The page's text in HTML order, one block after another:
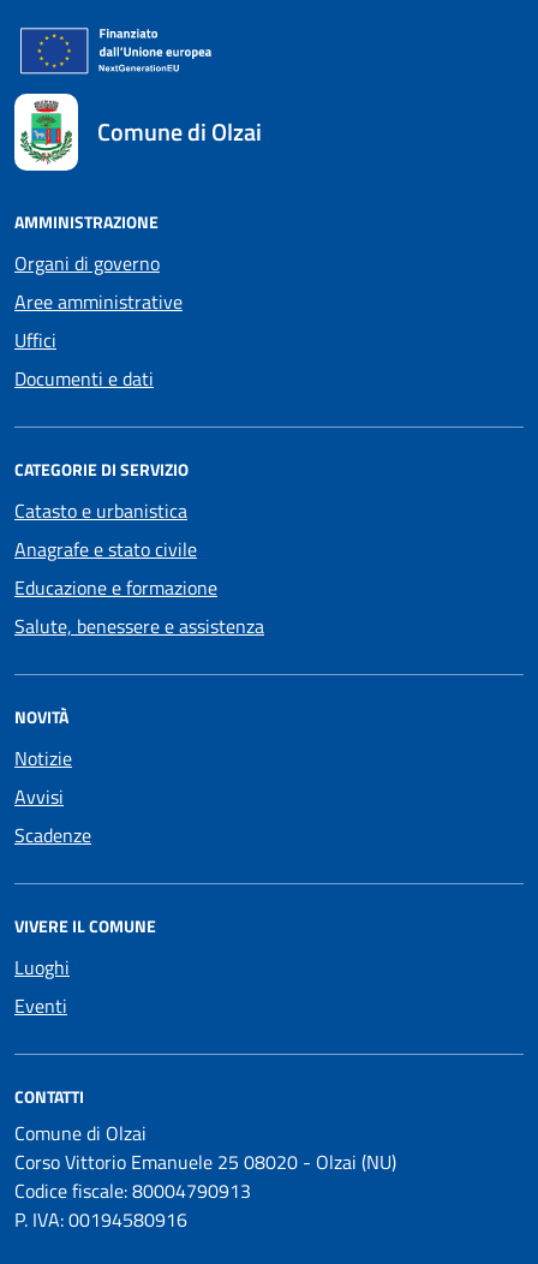
Comune di Olzai
AMMINISTRAZIONE
Organi di governo
Aree amministrative
Uffici
Documenti e dati
CATEGORIE DI SERVIZIO
Catasto e urbanistica
Anagrafe e stato civile
Educazione e formazione
Salute, benessere e assistenza
NOVITÀ
Notizie
Avvisi
Scadenze
VIVERE IL COMUNE
Luoghi
Eventi
CONTATTI
Comune di Olzai
Corso Vittorio Emanuele 25 08020 - Olzai (NU)
Codice fiscale: 80004790913
P. IVA: 00194580916